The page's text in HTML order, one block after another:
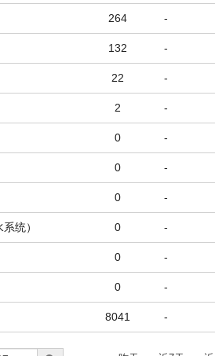
264 -
132 -
22 -
2 -
0 -
0 -
0 -
统） 0 -
0 -
0 -
8041 -